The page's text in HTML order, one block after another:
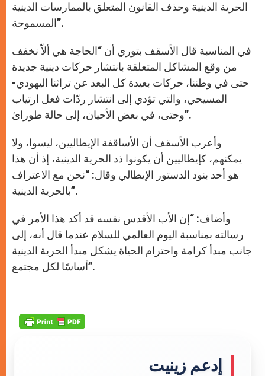
الحرية الدينية وحذف القانون المتعلق بالممارسات الدينية
المسموحة”.
في المناسبة قال الأسقف بتوري أن “الحاجة هي ألاّ نخفف
من وقع المشاكل المتعلقة بانتشار حركات دينية جديدة
حتى في وطننا، حركات بعيدة كل البعد عن تراثنا اليهودي-
المسيحي، والتي تؤدي إلى انتشار ردّات فعل ارتياب
وحتى، في بعض الأحيان، إلى حالة طورائ”.
وأعرب الأسقف أن الأساقفة الإيطاليين، ليسوا، ولا
يمكنهم، كإيطاليين أن يكونوا ذد الحرية الدينية، إذ أن هذا
هو أحد بنود الدستور الإيطالي وقال: “نحن مع الاعتراف
بالحرية الدينية”.
وأضاف: “إن الأب الأقدس نفسه قد أكد هذا الأمر في
رسالته بمناسبة اليوم العالمي للسلام عندما قال أنه، إلى
جانب مبدأ كرامة واحترام الحياة يشكل مبدأ الحرية الدينية
أساسًا لكل مجتمع”.
إدعم زينيت